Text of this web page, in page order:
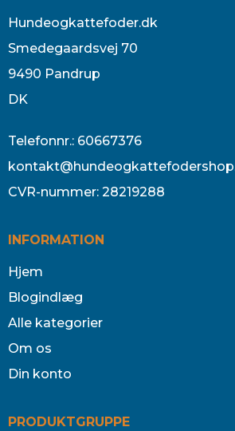
Hundeogkattefoder.dk
Smedegaardsvej 70
9490 Pandrup
DK
Telefonnr.: 60667376
CVR-nummer: 28219288
INFORMATION
Hjem
Blogindlæg
Alle kategorier
Om os
Din konto
PRODUKTGRUPPE